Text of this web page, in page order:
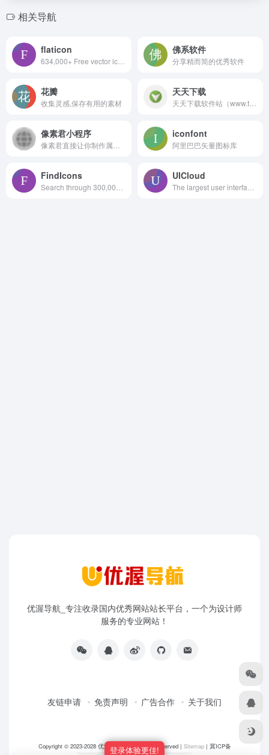
相关导航
flaticon 佛系软件
分享精而简的优秀软件
花瓣
收集灵感,保存有用的素材
天天下载
像素君小程序 iconfont
阿里巴巴矢量图标库
FindIcons UICloud
优渥导航_专注收录国内优秀网站站长平台，一个为设计师
服务的专业网站！
友链申请 免责声明 广告合作 关于我们
Copyright © 2023-2028 优渥导航网- All rights reserved | Sitemap| 冀ICP备
登录体验更佳!